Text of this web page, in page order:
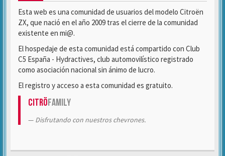
Esta web es una comunidad de usuarios del modelo Citroën
ZX, que nació en el año 2009 tras el cierre de la comunidad
existente en mi@.
El hospedaje de esta comunidad está compartido con Club
C5 España - Hydractives, club automovilístico registrado
como asociación nacional sin ánimo de lucro.
El registro y acceso a esta comunidad es gratuito.
CitröFamily
Disfrutando con nuestros chevrones.